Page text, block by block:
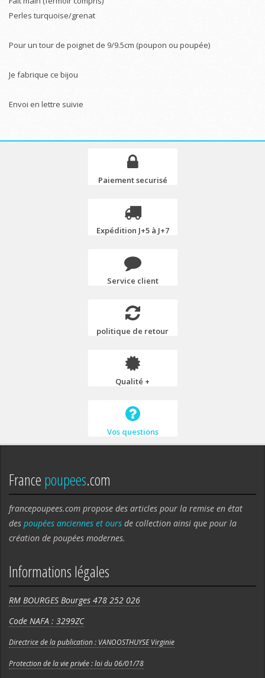
Perles turquoise/grenat
Pour un tour de poignet de 9/9.5cm (poupon ou poupée)
Je fabrique ce bijou
Envoi en lettre suivie
Paiement securisé
Expédition J+5 à J+7
Service client
politique de retour
Qualité +
Vos questions
Francepoupees.com
francepoupees.com propose des articles pour la remise en état
des poupées anciennes et ours de collection ainsi que pour la
création de poupées modernes.
Informations légales
RM BOURGES Bourges 478 252 026
Code NAFA : 3299ZC
Directrice de la publication : VANOOSTHUYSE Virginie
Protection de la vie privée : loi du 06/01/78